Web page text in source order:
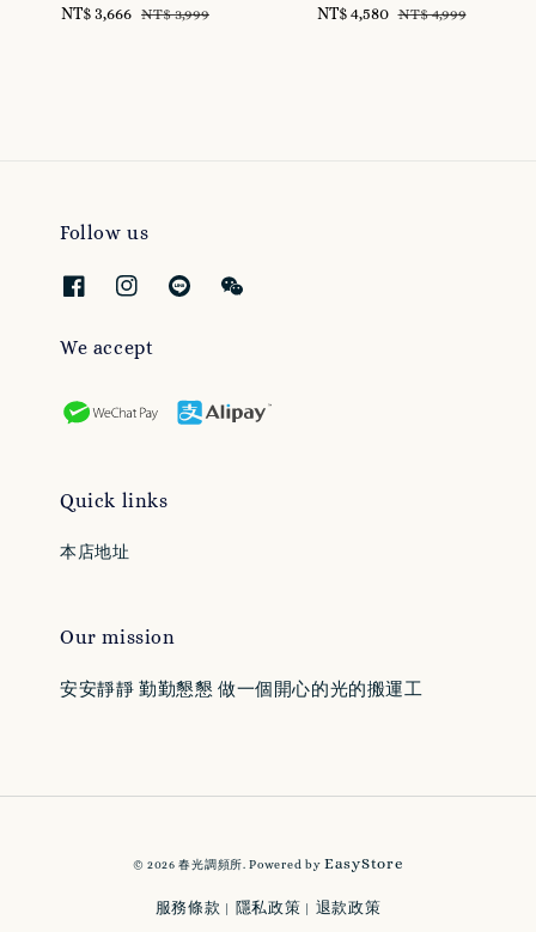
Sale
NT$ 3,666 Regular
NT$ 3,999
Sale
NT$ 4,580 Regular
NT$ 4,999
Follow us
We accept
Quick links
本店地址
Our mission
安安靜靜 勤勤懇懇 做一個開心的光的搬運工
© 2026 春光調頻所. Powered byEasyStore
服務條款 隱私政策 退款政策